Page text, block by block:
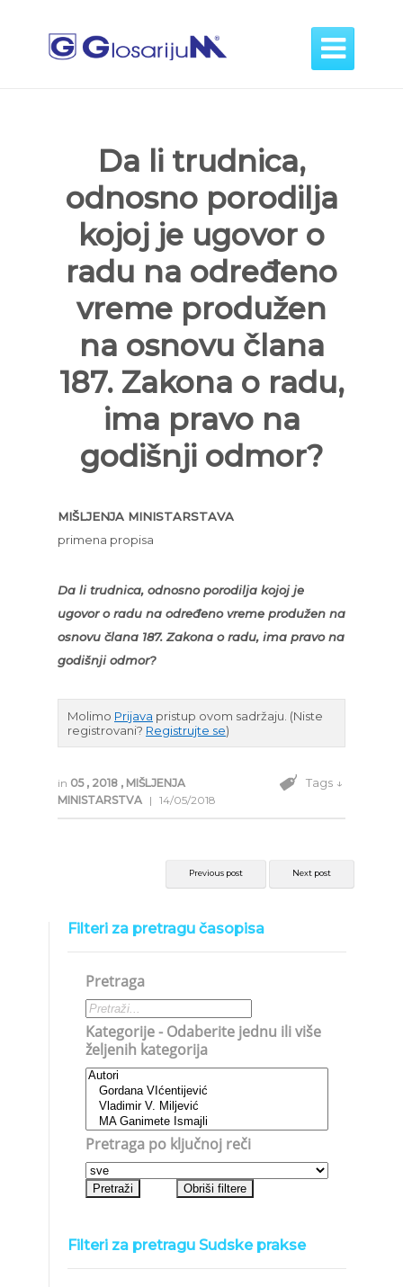

Da li trudnica,
odnosno porodilja
kojoj je ugovor o
radu na određeno
vreme produžen
na osnovu člana
187. Zakona o radu,
ima pravo na
godišnji odmor?
MIŠLJENJA MINISTARSTAVA
primena propisa
Da li trudnica, odnosno porodilja kojoj je
ugovor o radu na određeno vreme produžen na
osnovu člana 187. Zakona o radu, ima pravo na
godišnji odmor?
Molimo Prijava pristup ovom sadržaju. (Niste
registrovani? Registrujte se)
in 05 , 2018 , MIŠLJENJA
MINISTARSTVA | 14/05/2018
Tags ↓
Previous post Next post
Filteri za pretragu časopisa
Pretraga
Kategorije - Odaberite jednu ili više
željenih kategorija
Pretraga po ključnoj reči
Filteri za pretragu Sudske prakse